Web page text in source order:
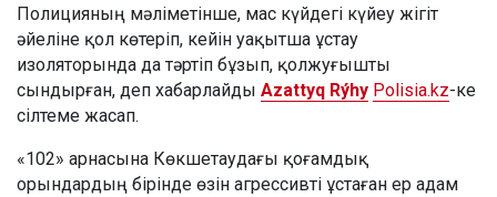
Полицияның мәліметінше, мас күйдегі күйеу жігіт
әйеліне қол көтеріп, кейін уақытша ұстау
изоляторында да тәртіп бұзып, қолжуғышты
сындырған, деп хабарлайды Azattyq Rýhy Polisia.kz-ке
сілтеме жасап.
«102» арнасына Көкшетаудағы қоғамдық
орындардың бірінде өзін агрессивті ұстаған ер адам